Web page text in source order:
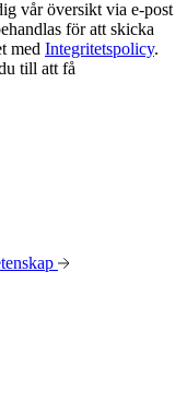
vår översikt via e-post
för att skicka
med Integritetspolicy.
till att få